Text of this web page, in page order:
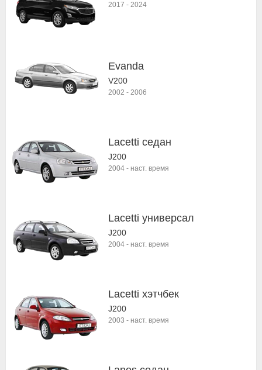
2017 - 2024
Evanda
V200
2002 - 2006
Lacetti седан
J200
2004 - наст. время
Lacetti универсал
J200
2004 - наст. время
Lacetti хэтчбек
J200
2003 - наст. время